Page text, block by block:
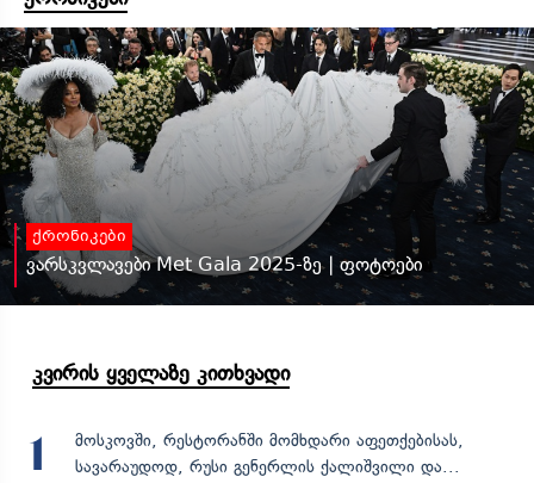
ქრონიკები
ვარსკვლავები Met Gala 2025-ზე | ფოტოები
კვირის ყველაზე კითხვადი
1
მოსკოვში, რესტორანში მომხდარი აფეთქებისას,
სავარაუდოდ, რუსი გენერლის ქალიშვილი და...